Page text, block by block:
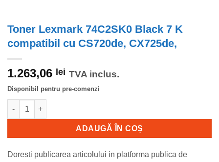
Toner Lexmark 74C2SK0 Black 7 K
compatibil cu CS720de, CX725de,
1.263,06 lei TVA inclus.
Disponibil pentru pre-comenzi
Cantitate Toner Lexmark 74C2SK0 Black 7 K compatibil cu
ADAUGĂ ÎN COȘ
Doresti publicarea articolului in platforma publica de